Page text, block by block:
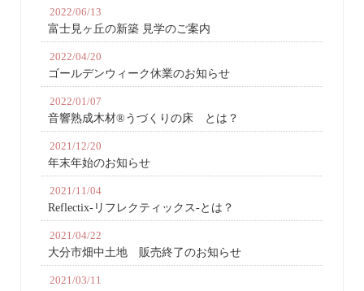
富士見ヶ丘の新築 見学のご案内
2022/06/13
ゴールデンウィーク休業のお知らせ
2022/04/20
音響熟成木材®うづくりの床 とは？
2022/01/07
年末年始のお知らせ
2021/12/20
Reflectix-リフレクティックス-とは？
2021/11/04
大分市畑中土地 販売終了のお知らせ
2021/04/22
2021/03/11